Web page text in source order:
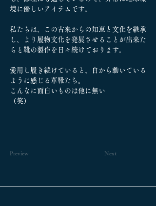
境に優しいアイテムです。
私たちは、この古来からの知恵と文化を継承
し、より履物文化を発展させることが出来た
らと靴の製作を日々続けております。
愛用し履き続けていると、自から動いている
ように感じる革靴たち。
こんなに面白いものは他に無い
（笑）
Preview Next